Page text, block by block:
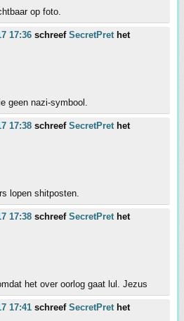
op foto.
17:36 schreef SecretPret het
geen nazi-symbool.
17:38 schreef SecretPret het
lopen shitposten.
17:38 schreef SecretPret het
het over oorlog gaat lul. Jezus
17:41 schreef SecretPret het